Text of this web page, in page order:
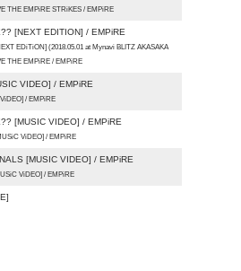
THE EMPiRE STRiKES / EMPiRE
[NEXT EDITION] / EMPiRE
EDiTiON] (2018.05.01 at Mynavi BLITZ AKASAKA
THE EMPiRE / EMPiRE
VIDEO] / EMPiRE
/ EMPiRE
[MUSIC VIDEO] / EMPiRE
ViDEO] / EMPiRE
[MUSIC VIDEO] / EMPiRE
ViDEO] / EMPiRE